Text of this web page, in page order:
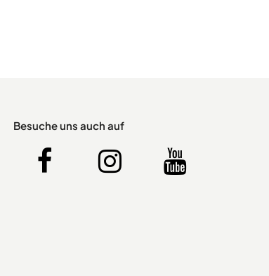
Besuche uns auch auf